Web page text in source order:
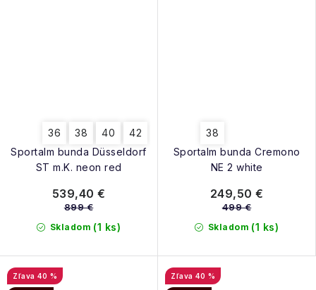
Sportalm bunda Düsseldorf
ST m.K. neon red
36 38 40 42
Skladom (1 ks)
539,40 €
899 €
Sportalm bunda Cremono
NE 2 white
38
Skladom (1 ks)
249,50 €
499 €
40 % 40 %